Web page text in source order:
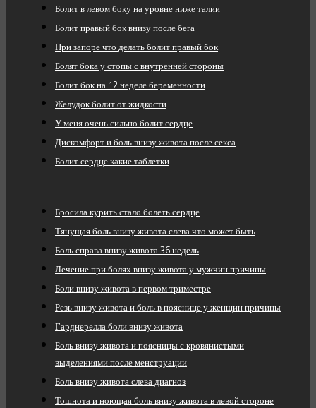
Болит в левом боку на уровне ниже талии
Болит правый бок внизу после бега
При запоре что делать болит правый бок
Болят бока у стопы с внутренней стороны
Болит бок на 12 неделе беременности
Желудок болит от жидкости
У меня очень сильно болит сердце
Дискомфорт и боль внизу живота после секса
Болит сердце какие таблетки
Бросила курить стало болеть сердце
Тянущая боль внизу живота слева что может быть
Боль справа внизу живота 36 недель
Лечение при болях внизу живота у мужчин причины
Боли внизу живота в первом триместре
Резь внизу живота и боль в пояснице у женщин причины
Гарднерелла боли внизу живота
Боль внизу живота и поясницы с кровянистыми
выделениями после менструации
Боль внизу живота слева диагноз
Тошнота и ноющая боль внизу живота в левой стороне